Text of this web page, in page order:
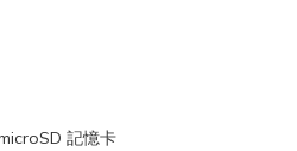
記憶卡